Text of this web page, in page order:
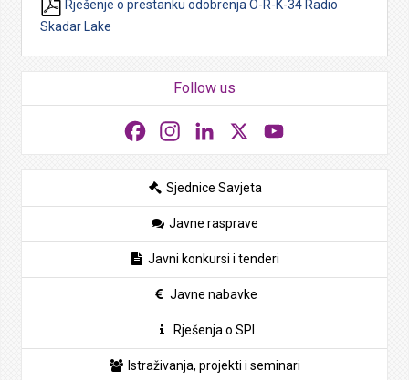
Rješenje o prestanku odobrenja O-R-K-34 Radio
Skadar Lake
Follow us
FacebookInstagramLinkedIn
Sjednice Savjeta
Javne rasprave
Javni konkursi i tenderi
Javne nabavke
Rješenja o SPI
Istraživanja, projekti i seminari